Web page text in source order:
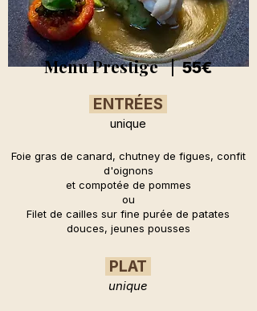
Menu Prestige |55€
ENTRÉES
unique
Foie gras de canard, chutney de figues, confit
d'oignons
et compotée de pommes
ou
Filet de cailles sur fine purée de patates
douces, jeunes pousses
PLAT
unique